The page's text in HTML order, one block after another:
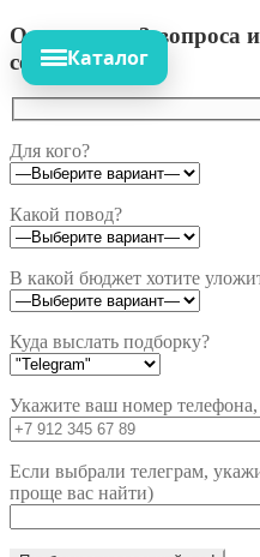
Ответьте на 3
сет!
Для кого?
Какой повод?
В какой бюджет хотите
Куда выслать подборку?
Укажите ваш номер
Если выбрали телеграм,
проще вас найти)
Каталог